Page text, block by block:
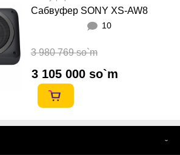
Сабвуфер SONY XS-AW8
10
3 980 769 so`m
3 105 000 so`m